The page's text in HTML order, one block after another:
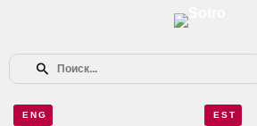
ENG EST